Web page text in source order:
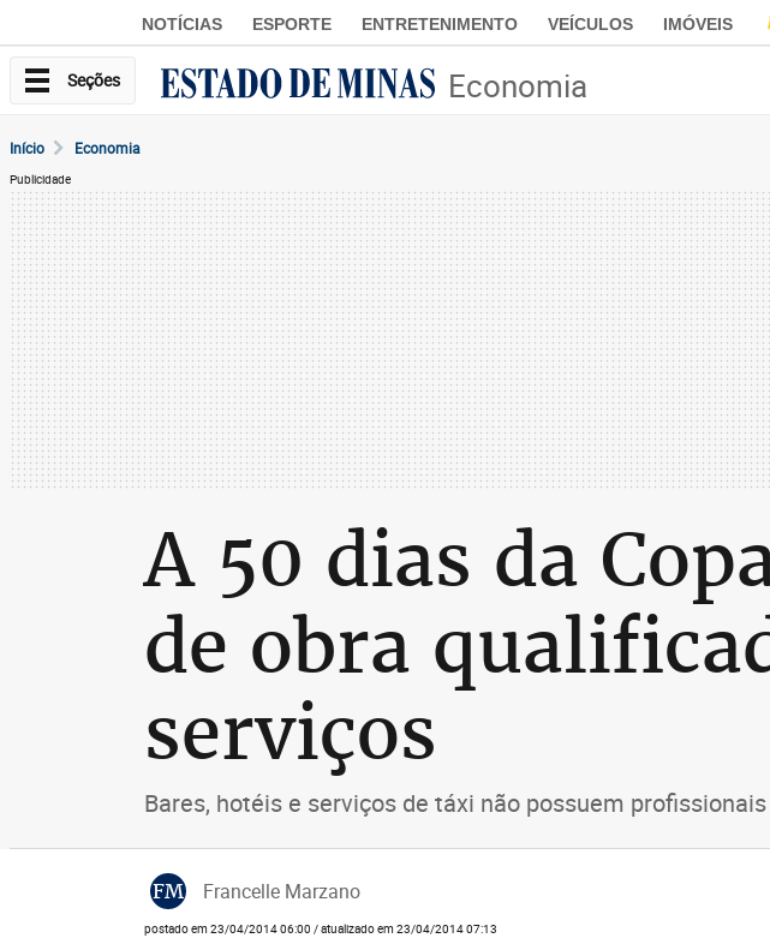
NOTÍCIAS ESPORTE ENTRETENIMENTO VEÍCULOS IMÓVEIS
Seções Economia
Início Economia
Publicidade
A 50 dias da
de obra
serviços
Bares, hotéis e serviços de táxi não possuem
FM Francelle Marzano
postado em 23/04/2014 06:00 / atualizado em 23/04/2014 07:13